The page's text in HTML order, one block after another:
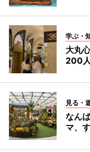
学ぶ・
大丸
200
見る・
なん
マ、